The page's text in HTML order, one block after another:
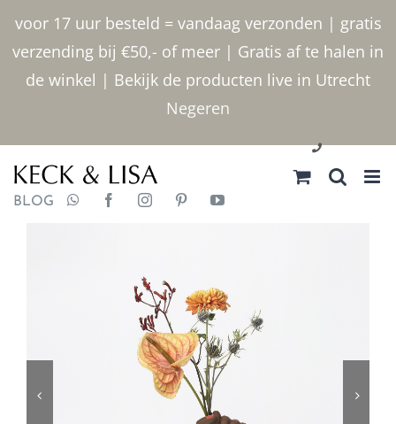
voor 17 uur besteld = vandaag verzonden | gratis
verzending bij €50,- of meer | Gratis af te halen in
de winkel | Bekijk de producten live in Utrecht
Negeren
inhoud
030 2400000
BLOG